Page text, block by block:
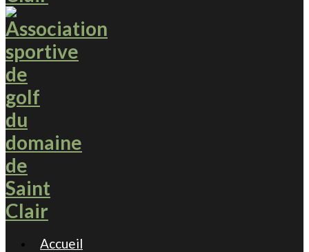
Accueil